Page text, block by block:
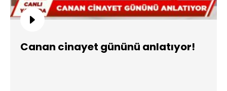
Canan cinayet gününü anlatıyor!